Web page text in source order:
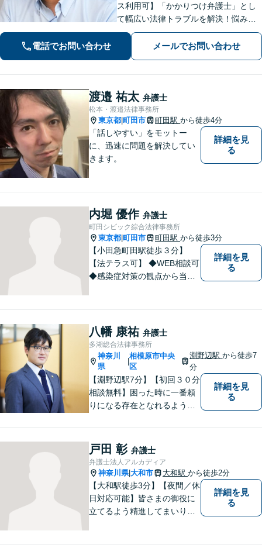
ス利用可】「かかりつけ弁護士」とし
て幅広い法律トラブルを解決！悩みに
寄り添いながら、誠実な対応を心がけ
ております「粘り強い交渉とフットワ
ークの軽さが強み」男性・女性弁護士
電話でお問い合わせ メールでお問い合わせ
渡邉 祐太 弁護士
松本・渡邉法律事務所
東京都 町田市 町田駅 から徒歩4分
「話しやすい」をモットー
に、迅速に問題を解決してい
きます。
詳細を見
る
内堀 優作 弁護士
町田シビック綜合法律事務所
東京都 町田市 町田駅 から徒歩3分
【小田急町田駅徒歩３分】
【法テラス可】 ◆WEB相談可
◆感染症対策の観点から当面
詳細を見
る
八幡 康祐 弁護士
多湖総合法律事務所
神奈川
県
相模原市中央
区
淵野辺駅から徒歩7
分
【淵野辺駅7分】【初回３０分
相談無料】困った時に一番頼
りになる存在となれるよう、
題解決を心がけております。
お電話の際に『ココナラ経由
で八幡弁護士に相談希望』と
お伝え下さい。
詳細を見
る
戸田 彰 弁護士
弁護士法人アルカディア
神奈川県|大和市 大和駅 から徒歩2分
【大和駅徒歩3分】【夜間／休
日対応可能】皆さまの御役に
立てるよう精進してまいりま
詳細を見
る